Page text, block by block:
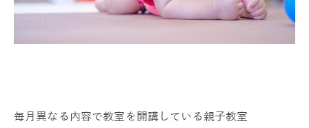
毎月異なる内容で教室を開講している親子教室